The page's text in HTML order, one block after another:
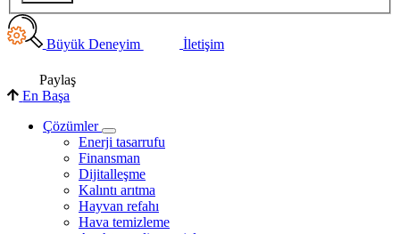
Büyük Deneyim İletişim
Paylaş
En Başa
Çözümler
Enerji tasarrufu
Finansman
Dijitalleşme
Kalıntı arıtma
Hayvan refahı
Hava temizleme